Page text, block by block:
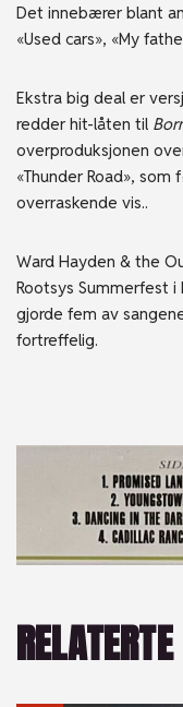
Det innebærer blant
«Used cars», «My
Ekstra big deal er
redder hit-låten til
overproduksjonen
«Thunder Road»,
overraskende vis..
Ward Hayden & the
Rootsys Summerfest
gjorde fem av
fortreffelig.